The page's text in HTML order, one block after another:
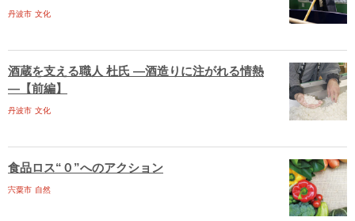
丹波市 文化
酒蔵を支える職人 杜氏 ―酒造りに注がれる情熱
―【前編】
丹波市 文化
食品ロス“０”へのアクション
宍粟市 自然